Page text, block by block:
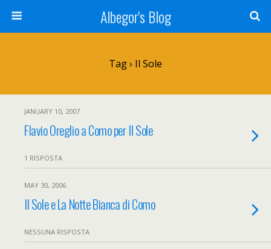
Albegor's Blog
Tag › Il Sole
JANUARY 10, 2007
Flavio Oreglio a Como per Il Sole
1 RISPOSTA
MAY 30, 2006
Il Sole e La Notte Bianca di Como
NESSUNA RISPOSTA